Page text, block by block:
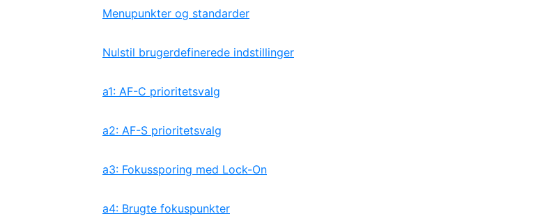
Menupunkter og standarder
Nulstil brugerdefinerede indstillinger
a1: AF-C prioritetsvalg
a2: AF-S prioritetsvalg
a3: Fokussporing med Lock-On
a4: Brugte fokuspunkter